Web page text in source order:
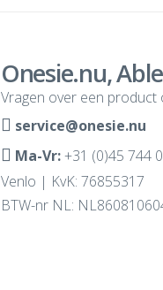
Onesie.nu,
Vragen over een product
service@onesie.nu
Ma-Vr:+31 (0)45 744
Venlo | KvK: 76855317
BTW-nr NL: